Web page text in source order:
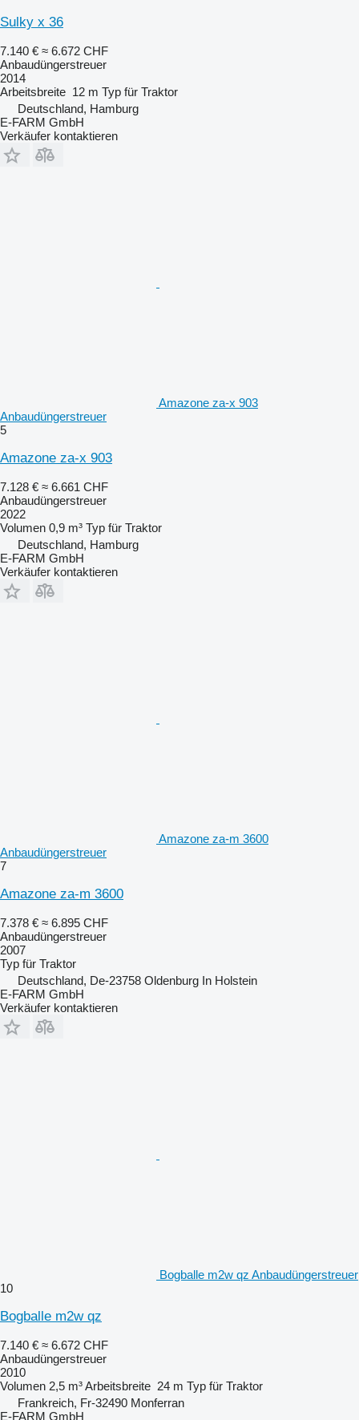
Sulky x 36
7.140 € ≈ 6.672 CHF
Anbaudüngerstreuer
2014
Arbeitsbreite 12 m Typ für Traktor
Deutschland, Hamburg
E-FARM GmbH
Verkäufer kontaktieren
Amazone za-x 903
Anbaudüngerstreuer
5
Amazone za-x 903
7.128 € ≈ 6.661 CHF
Anbaudüngerstreuer
2022
Volumen 0,9 m³ Typ für Traktor
Deutschland, Hamburg
E-FARM GmbH
Verkäufer kontaktieren
Amazone za-m 3600
Anbaudüngerstreuer
7
Amazone za-m 3600
7.378 € ≈ 6.895 CHF
Anbaudüngerstreuer
2007
Typ für Traktor
Deutschland, De-23758 Oldenburg In Holstein
E-FARM GmbH
Verkäufer kontaktieren
Bogballe m2w qz Anbaudüngerstreuer
10
Bogballe m2w qz
7.140 € ≈ 6.672 CHF
Anbaudüngerstreuer
2010
Volumen 2,5 m³Arbeitsbreite 24 m Typ für Traktor
Frankreich, Fr-32490 Monferran
E-FARM GmbH